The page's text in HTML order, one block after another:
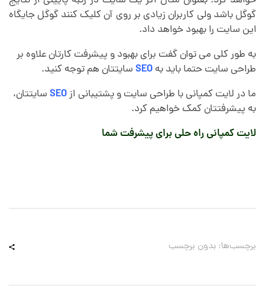
گوگل باشد ولی کاربران زیادی بر روی آن کلیک کنند گوگل جایگاه
این سایت را بهبود خواهد داد.
به طور کلی می توان گفت برای بهبود و پیشرفت کارتان علاوه بر
طراحی سایت حتما باید بهSEOسایتتان هم توجه کنید.
ما در لایت کمپانی با طراحی سایت و پشتیبانی ازSEOسایتتان،
به پیشرفتتان کمک خواهیم کرد.
لایت کمپانی راه حلی برای پیشرفت شما
برچسب‌ها: بدون برچسب